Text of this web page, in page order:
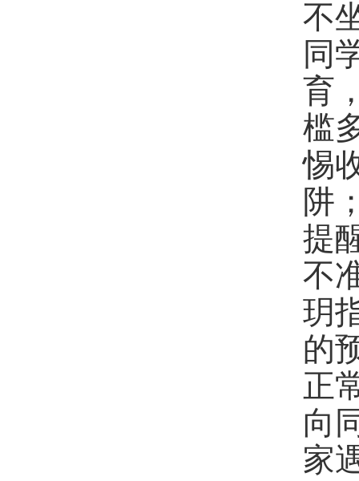
不
同
育
槛
惕
阱
提
不
玥
的
正
向
家